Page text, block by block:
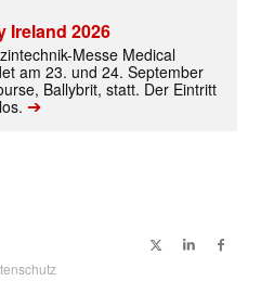
Ireland 2026
Messe Medical
am 23. und 24. September
Ballybrit, statt. Der Eintritt
➔